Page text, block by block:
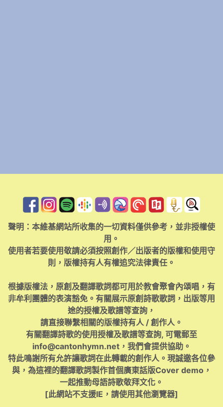
聲明：本維基網站所收集的一切資料僅供參考，並非授權使
用。
使用者若要使用敬請必須按照創作／出版者的版權和使用守
則，版權持有人有權追究法律責任。
根據版權法，原創及翻譯歌詞都可用於教會聚會內頌唱，有
非牟利團體的表演豁免。有關展示原創詩歌歌詞，出版等用
途的授權及歌譜等查詢，
請直接聯繫相關的版權持有人 / 創作人。
有關翻譯詩歌的使用授權及歌譜等查詢, 可電郵至
info@cantonhymn.net，我們會提供協助。
特此鳴謝所有允許讓歌詞在此轉載的創作人。現誠邀各位參
與，為這裡的翻譯歌詞製作首個廣東話版Cover demo，
一起推動母語詩歌敬拜文化。
[此網站不支援IE，請使用其他瀏覽器]